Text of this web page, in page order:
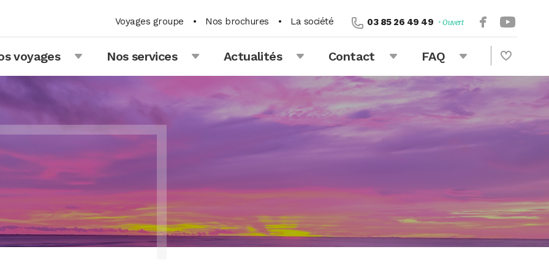
voyages Nos services Actualités Contact FAQ
Voyages groupe • Nos brochures • La société 03 85 26 49 49 • Ouvert